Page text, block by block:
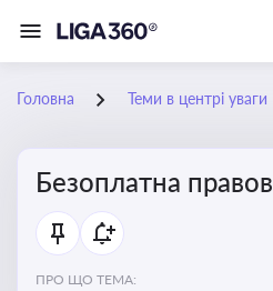
Головна Теми в центрі уваги
Безоплатна
ПРО ЩО ТЕМА: